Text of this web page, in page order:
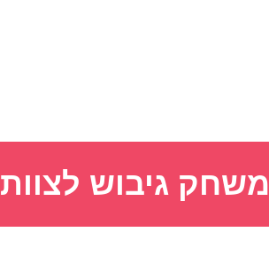
משחק גיבוש לצוות